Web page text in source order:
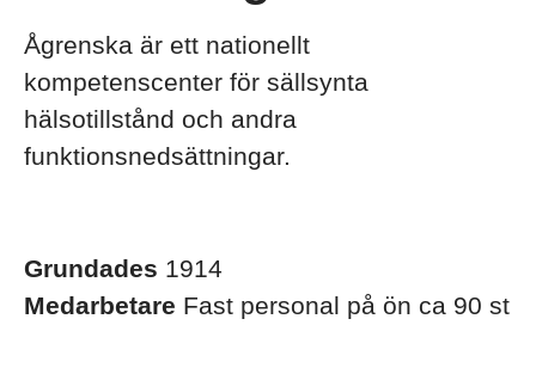
Ågrenska är ett nationellt
kompetenscenter för sällsynta
hälsotillstånd och andra
funktionsnedsättningar.
Grundades 1914
Medarbetare Fast personal på ön ca 90 st